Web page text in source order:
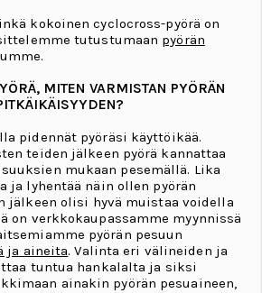
kokoinen cyclocross-pyörä on
tutustumaan pyörän
MITEN VARMISTAN PYÖRÄN
pidennät pyöräsi käyttöikää.
teiden jälkeen pyörä kannattaa
mukaan pesemällä. Lika
ja lyhentää näin ollen pyörän
jälkeen olisi hyvä muistaa voidella
on verkkokaupassamme myynnissä
pyörän pesuun
ja aineita. Valinta eri välineiden ja
tuntua hankalalta ja siksi
ainakin pyörän pesuaineen,